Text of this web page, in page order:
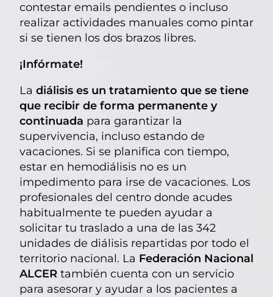
contestar emails pendientes o incluso
realizar actividades manuales como pintar
si se tienen los dos brazos libres.
¡Infórmate!
La diálisis es un tratamiento que se tiene
que recibir de forma permanente y
continuada para garantizar la
supervivencia, incluso estando de
vacaciones. Si se planifica con tiempo,
estar en hemodiálisis no es un
impedimento para irse de vacaciones. Los
profesionales del centro donde acudes
habitualmente te pueden ayudar a
solicitar tu traslado a una de las 342
unidades de diálisis repartidas por todo el
territorio nacional. La Federación Nacional
ALCER también cuenta con un servicio
para asesorar y ayudar a los pacientes a